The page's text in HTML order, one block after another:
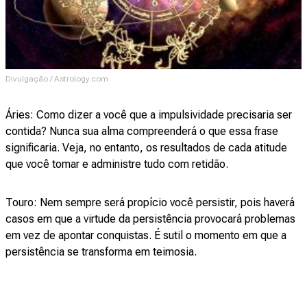
Divulgação / Astrology.com
Áries: Como dizer a você que a impulsividade precisaria ser
contida? Nunca sua alma compreenderá o que essa frase
significaria. Veja, no entanto, os resultados de cada atitude
que você tomar e administre tudo com retidão.
Touro: Nem sempre será propício você persistir, pois haverá
casos em que a virtude da persistência provocará problemas
em vez de apontar conquistas. É sutil o momento em que a
persistência se transforma em teimosia.